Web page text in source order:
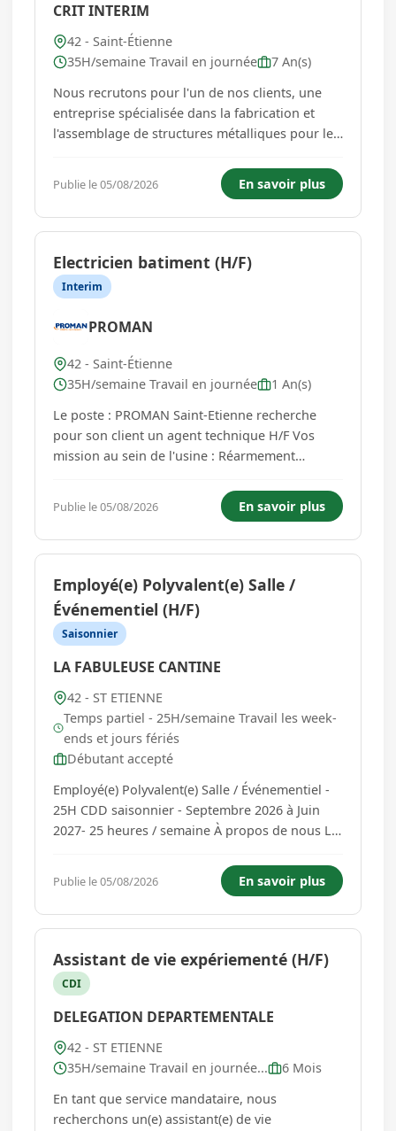
CRIT INTERIM
42 - Saint-Étienne
35H/semaine Travail en journée
7 An(s)
Nous recrutons pour l'un de nos clients, une
entreprise spécialisée dans la fabrication et
l'assemblage de structures métalliques pour le
faire et la qualité de ses réalisations, elle
intervient sur des projets variés et techniques.
Dans le cadre de...
Publie le 05/08/2026 En savoir plus
Electricien batiment (H/F)
Interim
PROMAN
42 - Saint-Étienne
35H/semaine Travail en journée
1 An(s)
Le poste : PROMAN Saint-Etienne recherche
pour son client un agent technique H/F Vos
mission au sein de l'usine : Réarmement
Maintenance électrique Tache de maintenance
diverses (peinture.) Poste en journée
Rémuneration 12.31€/h Profil recherché : ...
Publie le 05/08/2026 En savoir plus
Employé(e) Polyvalent(e) Salle /
Événementiel (H/F)
Saisonnier
LA FABULEUSE CANTINE
42 - ST ETIENNE
Temps partiel - 25H/semaine Travail les week-
ends et jours fériés
Débutant accepté
Employé(e) Polyvalent(e) Salle / Événementiel -
25H CDD saisonnier - Septembre 2026 à Juin
2027- 25 heures / semaine À propos de nous La
restauration engagé en faveur d'une
alimentation durable et de la lutte contre le
gaspillage alimentaire. Notre ambitio...
Publie le 05/08/2026 En savoir plus
Assistant de vie expériementé (H/F)
CDI
DELEGATION DEPARTEMENTALE
42 - ST ETIENNE
35H/semaine Travail en journée...
6 Mois
En tant que service mandataire, nous
recherchons un(e) assistant(e) de vie